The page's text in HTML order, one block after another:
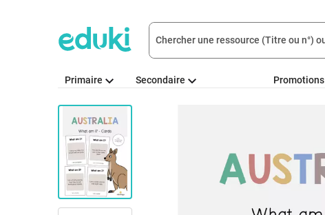
Primaire Secondaire Promotions